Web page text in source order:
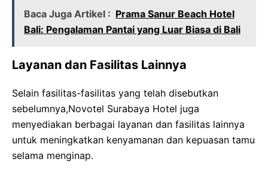
Baca Juga Artikel : Prama Sanur Beach Hotel
Bali: Pengalaman Pantai yang Luar Biasa di Bali
Layanan dan Fasilitas Lainnya
Selain fasilitas-fasilitas yang telah disebutkan
sebelumnya,Novotel Surabaya Hotel juga
menyediakan berbagai layanan dan fasilitas lainnya
untuk meningkatkan kenyamanan dan kepuasan tamu
selama menginap.